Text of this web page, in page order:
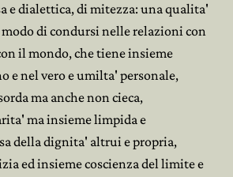
e dialettica, di mitezza: una qualita'
di condursi nelle relazioni con
il mondo, che tiene insieme
e nel vero e umilta' personale,
ma anche non cieca,
ma insieme limpida e
della dignita' altrui e propria,
ed insieme coscienza del limite e